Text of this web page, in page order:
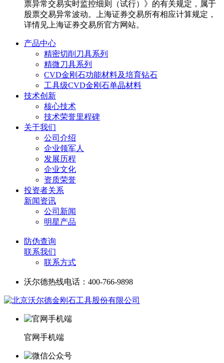
票异常交易实时监控细则（试行）》的有关规定，属于
股票交易异常波动。上海证券交易所有相应计算规定，
详情见上海证券交易所官方网站。
产品中心
精密切削刀具系列
精微刀具系列
CVD金刚石功能材料及培育钻石
工具级CVD金刚石单晶材料
技术创新
核心技术
技术荣誉里程碑
关于我们
公司介绍
企业领军人
发展历程
企业文化
资质荣誉
投资者关系
新闻资讯
公司新闻
明星产品
防伪查询
联系我们
联系方式
沃尔德热线电话：400-766-9898
官网手机端